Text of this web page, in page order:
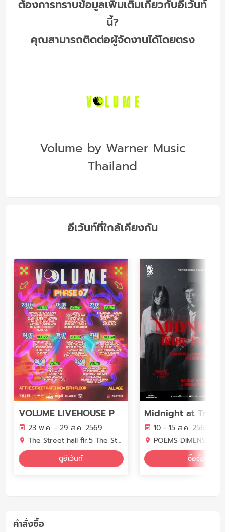
ต้องการทราบข้อมูลเพิ่มเติมเกี่ยวกับอีเว้นท์
นี้?
คุณสามารถติดต่อผู้จัดงานได้โดยตรง
Volume by Warner Music
Thailand
อีเว้นท์ที่ใกล้เคียงกัน
VOLUME LIVEHOUSE PHASE 7
23 พ.ค. - 29 ส.ค. 2569
The Street hall flr.5 The Street Ratchada
ดูอีเว้นท์
Midnight at
10 - 15 ส.ค. 2569
POEMS DIMENSION (Town
ซื้อตั๋ว
คำสั่งซื้อ